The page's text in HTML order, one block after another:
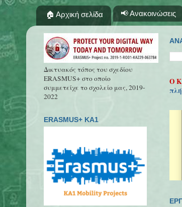
🏠 Αρχική σελίδα 📢 Ανακοινώσεις
Ο
Δικτυακός τόπος του σχεδίου
ERASMUS+ στο οποίο
συμμετείχε το σχολείο μας, 2019-
2022
ERASMUS+ KA1